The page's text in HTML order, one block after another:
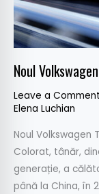
Noul
Leave a Comment
Elena Luchian
Noul Volkswagen
Colorat, tânăr,
generație, a
până la China, în